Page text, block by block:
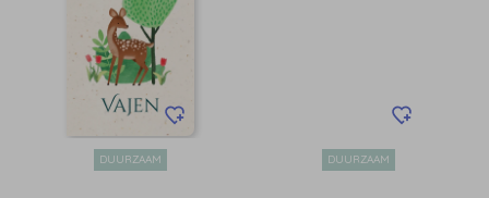
DUURZAAM DUURZAAM